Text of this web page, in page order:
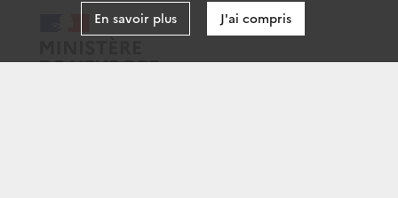
En savoir plus J'ai compris